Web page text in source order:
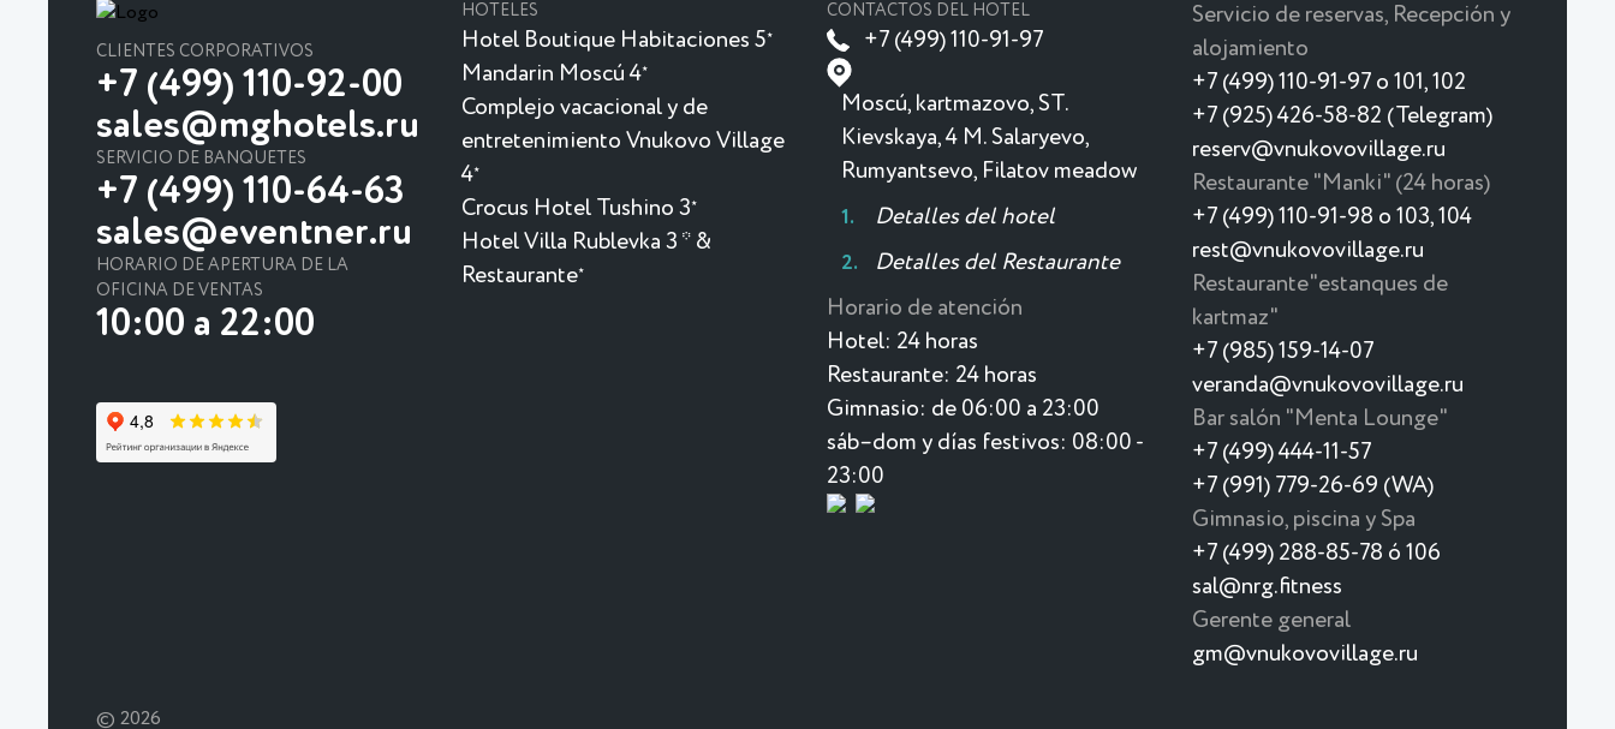
CLIENTES CORPORATIVOS
+7 (499) 110-92-00
sales@mghotels.ru
SERVICIO DE BANQUETES
+7 (499) 110-64-63
sales@eventner.ru
HORARIO DE APERTURA DE LA
OFICINA DE VENTAS
10:00 a 22:00
HOTELES
Hotel Boutique Habitaciones 5★
Mandarin Moscú 4★
Complejo vacacional y de
entretenimiento Vnukovo Village
4★
Crocus Hotel Tushino 3★
Hotel Villa Rublevka 3 * &
Restaurante★
CONTACTOS DEL HOTEL
+7 (499) 110-91-97
Moscú, kartmazovo, ST.
Kievskaya, 4 M. Salaryevo,
Rumyantsevo, Filatov meadow
Detalles del hotel
Detalles del Restaurante
Horario de atención
Hotel: 24 horas
Restaurante: 24 horas
Gimnasio: de 06:00 a 23:00
sáb–dom y días festivos: 08:00 -
23:00
Servicio de reservas, Recepción y
alojamiento
+7 (499) 110-91-97 o 101, 102
+7 (925) 426-58-82 (Telegram)
reserv@vnukovovillage.ru
Restaurante "Manki" (24 horas)
+7 (499) 110-91-98 o 103, 104
rest@vnukovovillage.ru
Restaurante"estanques de
kartmaz"
+7 (985) 159-14-07
veranda@vnukovovillage.ru
Bar salón "Menta Lounge"
+7 (499) 444-11-57
+7 (991) 779-26-69 (WA)
Gimnasio, piscina y Spa
+7 (499) 288-85-78 ó 106
sal@nrg.fitness
Gerente general
gm@vnukovovillage.ru
© 2026